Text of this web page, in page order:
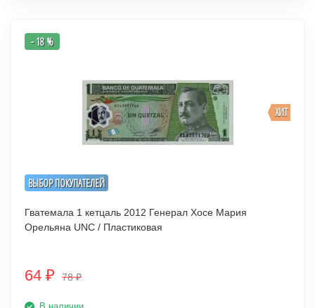
ВЫБОР ПОКУПАТЕЛЕЙ
ХИТ
- 18 %
Гватемала 1 кетцаль 2012 Генерал Хосе Мария
Орельяна UNC / Пластиковая
64 ₽ 78₽